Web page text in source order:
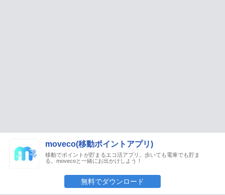
moveco(移動ポイントアプリ)
移動でポイントが貯まるエコ活アプリ。歩いても電車でも貯ま
る。movecoと一緒にお出かけしよう！
無料でダウンロード